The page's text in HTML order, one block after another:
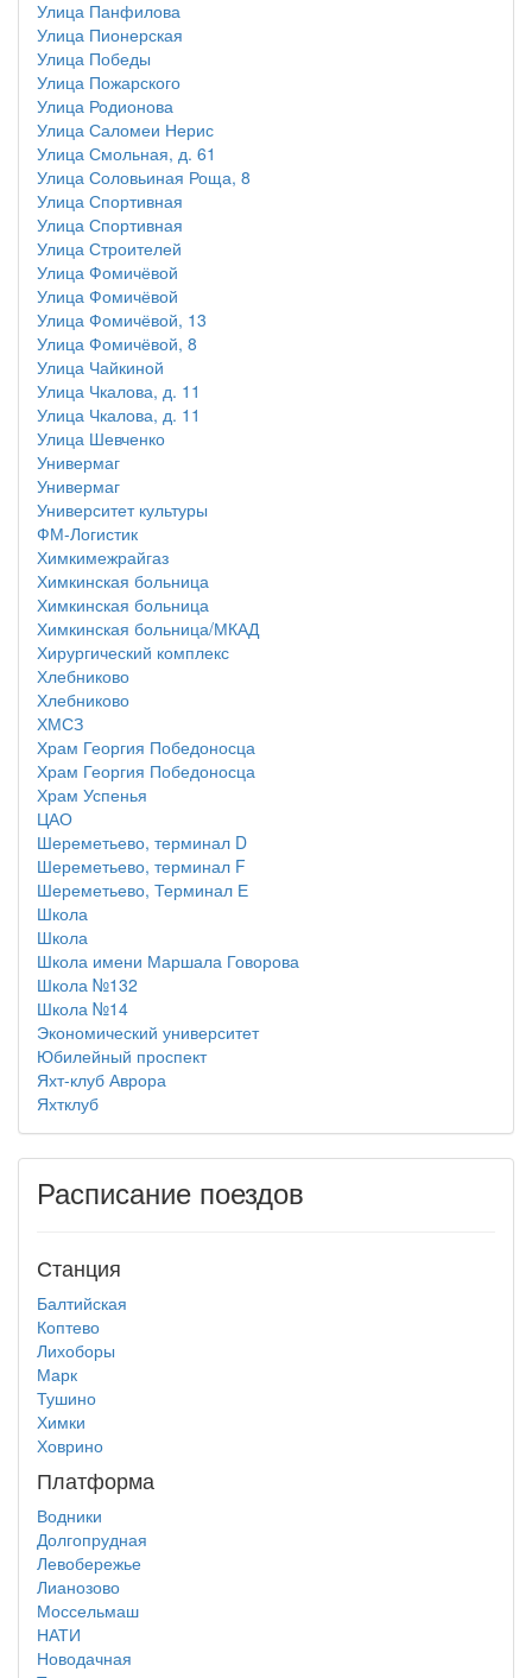
Улица Панфилова
Улица Пионерская
Улица Победы
Улица Пожарского
Улица Родионова
Улица Саломеи Нерис
Улица Смольная, д. 61
Улица Соловьиная Роща, 8
Улица Спортивная
Улица Спортивная
Улица Строителей
Улица Фомичёвой
Улица Фомичёвой
Улица Фомичёвой, 13
Улица Фомичёвой, 8
Улица Чайкиной
Улица Чкалова, д. 11
Улица Чкалова, д. 11
Улица Шевченко
Универмаг
Универмаг
Университет культуры
ФМ-Логистик
Химкимежрайгаз
Химкинская больница
Химкинская больница
Химкинская больница/МКАД
Хирургический комплекс
Хлебниково
Хлебниково
ХМСЗ
Храм Георгия Победоносца
Храм Георгия Победоносца
Храм Успенья
ЦАО
Шереметьево, терминал D
Шереметьево, терминал F
Шереметьево, Терминал Е
Школа
Школа
Школа имени Маршала Говорова
Школа №132
Школа №14
Экономический университет
Юбилейный проспект
Яхт-клуб Аврора
Яхтклуб
Расписание поездов
Станция
Балтийская
Коптево
Лихоборы
Марк
Тушино
Химки
Ховрино
Платформа
Водники
Долгопрудная
Левобережье
Лианозово
Моссельмаш
НАТИ
Новодачная